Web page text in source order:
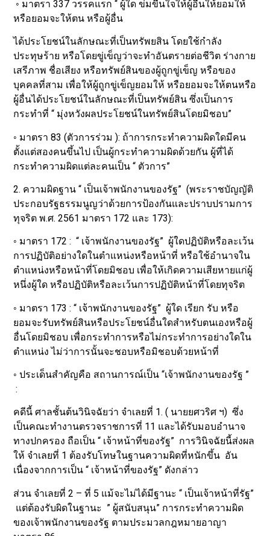
◦ มาตรา 337 วรรคแรก “ ผู้ใด ข่มขืนใจให้ผู้อื่นให้ยอมให้
หรือยอมจะให้ตน หรือผู้อื่น
ได้ประโยชน์ในลักษณะที่เป็นทรัพยสิน โดยใช้กำลัง
ประทุษร้าย หรือโดยขู่เข็ญว่าจะทำอันตรายต่อชีวิต ร่างกาย
เสรีภาพ ชื่อเสียง หรือทรัพย์สินของผู้ถูกขู่เข็ญ หรือของ
บุคคลที่สาม เพื่อให้ผู้ถูกขู่เข็ญยอมให้ หรือยอมจะให้ตนหรือ
ผู้อื่นได้ประโยชน์ในลักษณะที่เป็นทรัพย์สิน ซึ่งเป็นการ
กระทำที่ “ มุ่งหวังผลประโยชน์ในทรัพย์สินโดยมิชอบ”
◦ มาตรา 83 (ตัวการร่วม ): ถ้าการกระทำความผิดใดมีคน
ตั้งแต่สองคนขึ้นไป เป็นผู้กระทำความผิดด้วยกัน ผู้ที่ได้
กระทำความผิดแต่ละคนเป็น “ ตัวการ”
2. ความผิดฐาน “ เป็นเจ้าพนักงานของรัฐ” (พระราชบัญญัติ
ประกอบรัฐธรรมนูญว่าด้วยการป้องกันและปราบปรามการ
ทุจริต พ.ศ. 2561 มาตรา 172 และ 173):
◦ มาตรา 172 : “ เจ้าพนักงานของรัฐ” ผู้ใดปฏิบัติหรือละเว้น
การปฏิบัติอย่างใดในตำแหน่งหรือหน้าที่ หรือใช้อำนาจใน
ตำแหน่งหรือหน้าที่โดยมิชอบ เพื่อให้เกิดความเสียหายแก่ผู้
หนึ่งผู้ใด หรือปฏิบัติหรือละเว้นการปฏิบัติหน้าที่โดยทุจริต
◦ มาตรา 173 : “ เจ้าพนักงานของรัฐ” ผู้ใด เรียก รับ หรือ
ยอมจะรับทรัพย์สินหรือประโยชน์อื่นใดสำหรับตนเองหรือผู้
อื่นโดยมิชอบ เพื่อกระทำการหรือไม่กระทำการอย่างใดใน
ตำแหน่ง ไม่ว่าการนั้นจะชอบหรือมิชอบด้วยหน้าที่
◦ ประเด็นสำคัญคือ สถานการณ์เป็น “เจ้าพนักงานของรัฐ ”
:
คดีนี้ ศาลชั้นต้นวินิจฉัยว่า จำเลยที่ 1. ( นายยศวริศ ฯ) ซึ่ง
เป็นคณะทำงานตรวจราชการที่ 11 และได้รับมอบอำนาจ
ทางปกครอง ถือเป็น “ เจ้าหน้าที่ของรัฐ” การวินิจฉัยนี้ส่งผล
ให้ จำเลยที่ 1 ต้องรับโทษในฐานความผิดที่หนักขึ้น อัน
เนื่องจากการเป็น “ เจ้าหน้าที่ของรัฐ” ดังกล่าว
ส่วน จำเลยที่ 2 – ที่ 5 แม้จะไม่ได้มีฐานะ “ เป็นเจ้าหน้าที่รัฐ”
แต่ต้องรับผิดในฐานะ ” ผู้สนับสนุน” การกระทำความผิด
ของเจ้าพนักงานของรัฐ ตามประมวลกฎหมายอาญา